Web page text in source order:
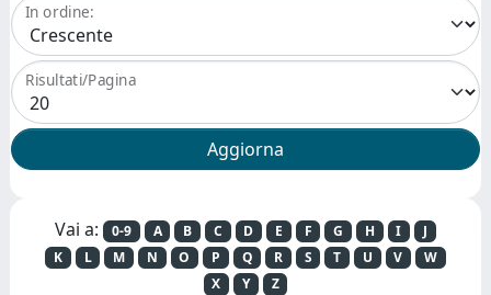
In ordine:
Risultati/Pagina
Vai a: 0-9 A B C D E F G H I
J
K
L M N O P Q R S T U V
W
X
Y Z